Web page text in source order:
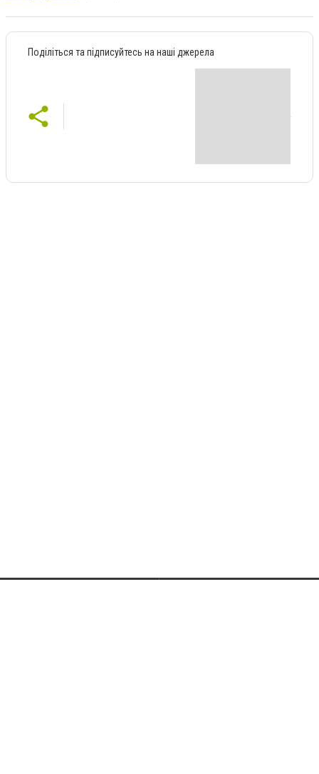
Поділіться та підписуйтесь на наші джерела